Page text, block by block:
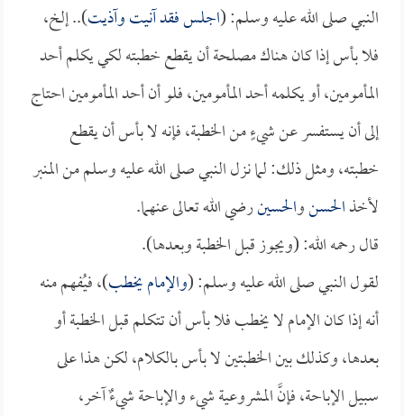
النبي صلى الله عليه وسلم: (اجلس فقد آنيت وآذيت).. إلخ،
فلا بأس إذا كان هناك مصلحة أن يقطع خطبته لكي يكلم أحد
المأمومين، أو يكلمه أحد المأمومين، فلو أن أحد المأمومين احتاج
إلى أن يستفسر عن شيءٍ من الخطبة، فإنه لا بأس أن يقطع
خطبته، ومثل ذلك: لما نزل النبي صلى الله عليه وسلم من المنبر
لأخذالحسنوالحسينرضي الله تعالى عنهما.
قال رحمه الله: (ويجوز قبل الخطبة وبعدها).
لقول النبي صلى الله عليه وسلم: (والإمام يخطب)، فيُفهم منه
أنه إذا كان الإمام لا يخطب فلا بأس أن تتكلم قبل الخطبة أو
بعدها، وكذلك بين الخطبتين لا بأس بالكلام، لكن هذا على
سبيل الإباحة، فإنَّ المشروعية شيء والإباحة شيءٌ آخر،